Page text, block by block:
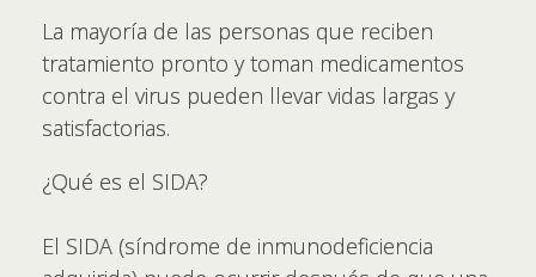
La mayoría de las personas que reciben
tratamiento pronto y toman medicamentos
contra el virus pueden llevar vidas largas y
satisfactorias.
¿Qué es el SIDA?
El SIDA (síndrome de inmunodeficiencia